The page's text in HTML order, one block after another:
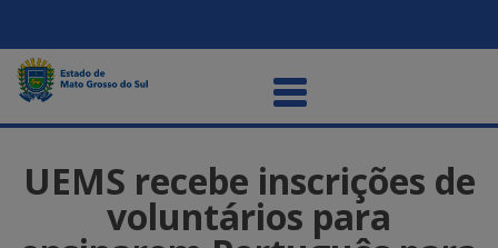
UEMS recebe inscrições de
voluntários para